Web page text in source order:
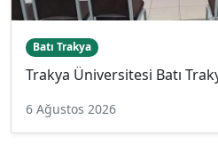
Batı Trakya
Trakya Üniversitesi Batı
6 Ağustos 2026